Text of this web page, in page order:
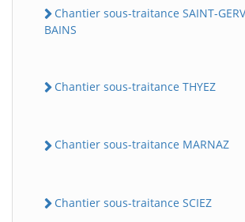
Chantier sous-traitance SAINT-
BAINS
Chantier sous-traitance THYEZ
Chantier sous-traitance MARNAZ
Chantier sous-traitance SCIEZ